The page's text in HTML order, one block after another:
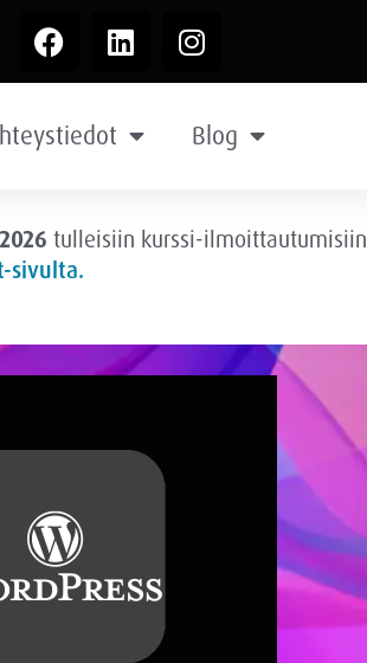
Blog
tulleisiin kurssi-ilmoittautumisiin
sivulta.